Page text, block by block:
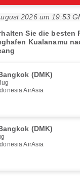
2026 um 19:53
Sie die besten
Kualanamu
(DMK)
AirAsia
(DMK)
AirAsia